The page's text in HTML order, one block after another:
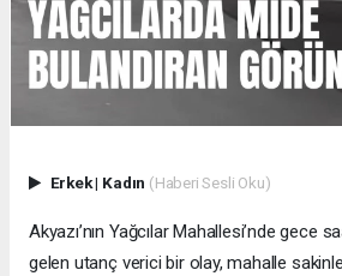
Erkek| Kadın (Haberi Sesli Oku)
Akyazı’nın Yağcılar Mahallesi’nde gece
gelen utanç verici bir olay, mahalle